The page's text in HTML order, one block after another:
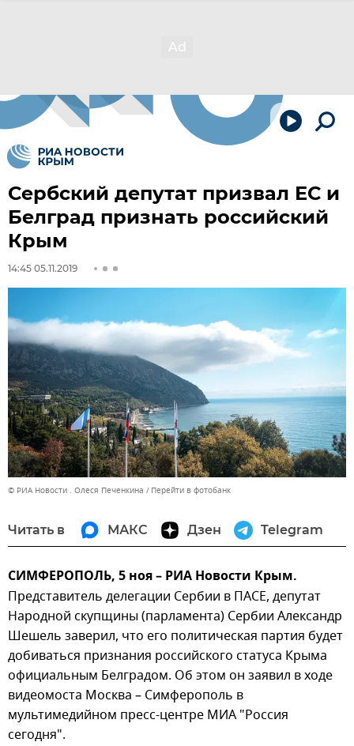
Сербский депутат призвал ЕС и
Белград признать российский
Крым
14:45 05.11.2019
© РИА Новости . Олеся Печенкина Перейти в фотобанк
Читать в МАКС Дзен Telegram
СИМФЕРОПОЛЬ, 5 ноя – РИА Новости Крым.
Представитель делегации Сербии в ПАСЕ, депутат
Народной скупщины (парламента) Сербии Александр
Шешель заверил, что его политическая партия будет
добиваться признания российского статуса Крыма
официальным Белградом. Об этом он заявил в ходе
видеомоста Москва – Симферополь в
мультимедийном пресс-центре МИА "Россия
сегодня".